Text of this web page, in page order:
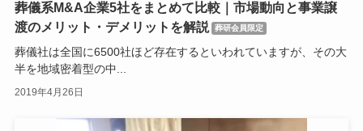
葬儀系M&A企業5社をまとめて比較｜市場動向と事業譲
渡のメリット・デメリットを解説
葬研会員限定
葬儀社は全国に6500社ほど存在するといわれていますが、その大
半を地域密着型の中...
2019年4月26日